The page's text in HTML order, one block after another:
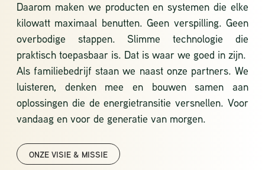
Daarom maken we producten en systemen die elke
kilowatt maximaal benutten. Geen verspilling. Geen
overbodige stappen. Slimme technologie die
praktisch toepasbaar is. Dat is waar we goed in zijn.
Als familiebedrijf staan we naast onze partners. We
luisteren, denken mee en bouwen samen aan
oplossingen die de energietransitie versnellen. Voor
vandaag en voor de generatie van morgen.
ONZE VISIE & MISSIE